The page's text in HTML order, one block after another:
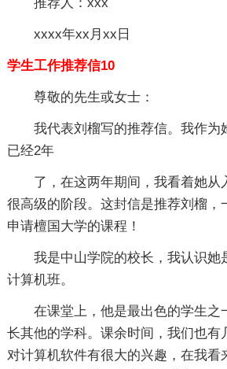
xxxx年xx月xx日
学生工作推荐信10
尊敬的先生或女士：
我代表刘榴写的推荐信。我作为
已经2年
了，在这两年期间，我看着她从
很高级的阶段。这封信是推荐刘榴，
申请檀国大学的课程！
我是中山学院的校长，我认识她
计算机班。
在课堂上，他是最出色的学生之
长其他的学科。课余时间，我们也有
对计算机软件有很大的兴趣，在我看